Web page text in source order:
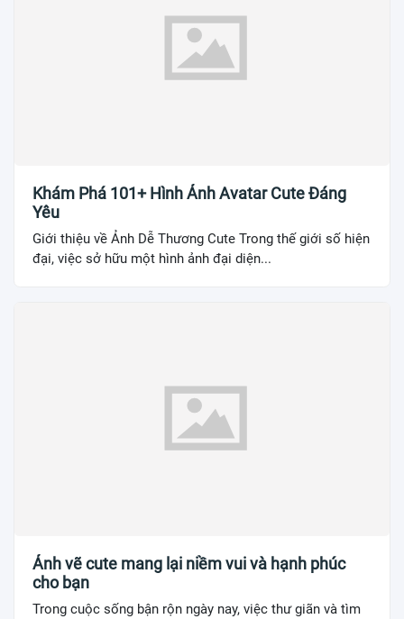
Khám Phá 101+ Hình Ảnh Avatar Cute Đáng
Yêu
Giới thiệu về Ảnh Dễ Thương Cute Trong thế giới số hiện
đại, việc sở hữu một hình ảnh đại diện...
Ảnh vẽ cute mang lại niềm vui và hạnh phúc
cho bạn
Trong cuộc sống bận rộn ngày nay, việc thư giãn và tìm